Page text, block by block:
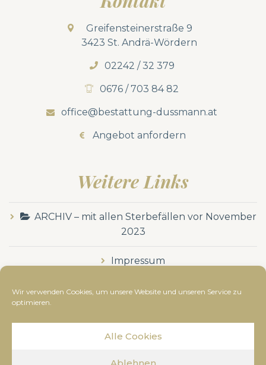
Wir verwenden Cookies, um unsere Website und unseren Service zu
optimieren.
Alle Cookies
Ablehnen
Greifensteinerstraße 9
3423 St. Andrä-Wördern
02242 / 32 379
0676 / 703 84 82
office@bestattung-dussmann.at
Angebot anfordern
Weitere Links
ARCHIV – mit allen Sterbefällen vor November
2023
Impressum
Datenschutzerklärung
© Bestattung Dussmann